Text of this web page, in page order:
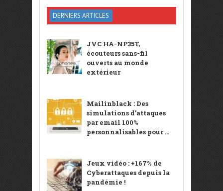
DERNIERS ARTICLES
JVC HA-NP35T,
écouteurs sans-fil
ouverts au monde
extérieur
Mailinblack : Des
simulations d’attaques
par email 100%
personnalisables pour ...
Jeux vidéo : +167% de
Cyberattaques depuis la
pandémie !